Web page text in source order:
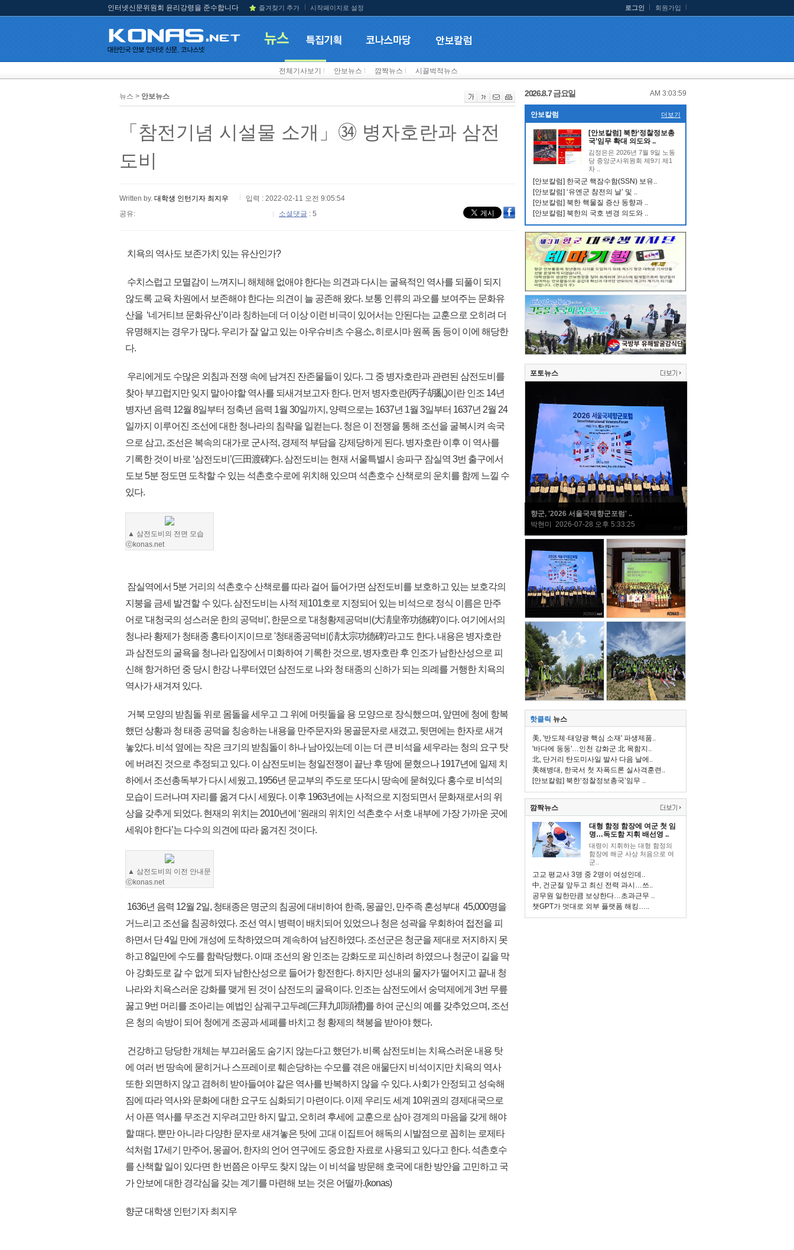
인터넷신문위원회 윤리강령을 준수합니다 즐겨찾기 추가 시작페이지로 설정 로그인 회원가입
전체기사보기 안보뉴스 깜짝뉴스 시끌벅적뉴스
뉴스 > 안보뉴스
「참전기념 시설물 소개」㉞ 병자호란과 삼전
도비
Written by. 대학생 인턴기자 최지우
입력 : 2022-02-11 오전 9:05:54
공유:
소셜댓글 : 5
치욕의 역사도 보존가치 있는 유산인가?
수치스럽고 모멸감이 느껴지니 해체해 없애야 한다는 의견과 다시는 굴욕적인 역사를 되풀이 되지
않도록 교육 차원에서 보존해야 한다는 의견이 늘 공존해 왔다. 보통 인류의 과오를 보여주는 문화유
산을 ‘네거티브 문화유산’이라 칭하는데 더 이상 이런 비극이 있어서는 안된다는 교훈으로 오히려 더
유명해지는 경우가 많다. 우리가 잘 알고 있는 아우슈비츠 수용소, 히로시마 원폭 돔 등이 이에 해당한
다.
우리에게도 수많은 외침과 전쟁 속에 남겨진 잔존물들이 있다. 그 중 병자호란과 관련된 삼전도비를
찾아 부끄럽지만 잊지 말아야할 역사를 되새겨보고자 한다. 먼저 병자호란(丙子胡亂)이란 인조 14년
병자년 음력 12월 8일부터 정축년 음력 1월 30일까지, 양력으로는 1637년 1월 3일부터 1637년 2월 24
일까지 이루어진 조선에 대한 청나라의 침략을 일컫는다. 청은 이 전쟁을 통해 조선을 굴복시켜 속국
으로 삼고, 조선은 복속의 대가로 군사적, 경제적 부담을 강제당하게 된다. 병자호란 이후 이 역사를
기록한 것이 바로 ‘삼전도비’(三田渡碑)다. 삼전도비는 현재 서울특별시 송파구 잠실역 3번 출구에서
도보 5분 정도면 도착할 수 있는 석촌호수로에 위치해 있으며 석촌호수 산책로의 운치를 함께 느낄 수
있다.
▲ 삼전도비의 전면 모습
ⓒkonas.net
잠실역에서 5분 거리의 석촌호수 산책로를 따라 걸어 들어가면 삼전도비를 보호하고 있는 보호각의
지붕을 금세 발견할 수 있다. 삼전도비는 사적 제101호로 지정되어 있는 비석으로 정식 이름은 만주
어로 '대청국의 성스러운 한의 공덕비', 한문으로 '대청황제공덕비(大淸皇帝功德碑)'이다. 여기에서의
청나라 황제가 청태종 홍타이지이므로 '청태종공덕비(淸太宗功德碑)'라고도 한다. 내용은 병자호란
과 삼전도의 굴욕을 청나라 입장에서 미화하여 기록한 것으로, 병자호란 후 인조가 남한산성으로 피
신해 항거하던 중 당시 한강 나루터였던 삼전도로 나와 청 태종의 신하가 되는 의례를 거행한 치욕의
역사가 새겨져 있다.
거북 모양의 받침돌 위로 몸돌을 세우고 그 위에 머릿돌을 용 모양으로 장식했으며, 앞면에 청에 항복
했던 상황과 청 태종 공덕을 칭송하는 내용을 만주문자와 몽골문자로 새겼고, 뒷면에는 한자로 새겨
놓았다. 비석 옆에는 작은 크기의 받침돌이 하나 남아있는데 이는 더 큰 비석을 세우라는 청의 요구 탓
에 버려진 것으로 추정되고 있다. 이 삼전도비는 청일전쟁이 끝난 후 땅에 묻혔으나 1917년에 일제 치
하에서 조선총독부가 다시 세웠고, 1956년 문교부의 주도로 또다시 땅속에 묻혀있다 홍수로 비석의
모습이 드러나며 자리를 옮겨 다시 세웠다. 이후 1963년에는 사적으로 지정되면서 문화재로서의 위
상을 갖추게 되었다. 현재의 위치는 2010년에 ‘원래의 위치인 석촌호수 서호 내부에 가장 가까운 곳에
세워야 한다’는 다수의 의견에 따라 옮겨진 것이다.
▲ 삼전도비의 이전 안내문
ⓒkonas.net
1636년 음력 12월 2일, 청태종은 명군의 침공에 대비하여 한족, 몽골인, 만주족 혼성부대 45,000명을
거느리고 조선을 침공하였다. 조선 역시 병력이 배치되어 있었으나 청은 성곽을 우회하여 접전을 피
하면서 단 4일 만에 개성에 도착하였으며 계속하여 남진하였다. 조선군은 청군을 제대로 저지하지 못
하고 8일만에 수도를 함락당했다. 이때 조선의 왕 인조는 강화도로 피신하려 하였으나 청군이 길을 막
아 강화도로 갈 수 없게 되자 남한산성으로 들어가 항전한다. 하지만 성내의 물자가 떨어지고 끝내 청
나라와 치욕스러운 강화를 맺게 된 것이 삼전도의 굴욕이다. 인조는 삼전도에서 숭덕제에게 3번 무릎
꿇고 9번 머리를 조아리는 예법인 삼궤구고두례(三拜九叩頭禮)를 하여 군신의 예를 갖추었으며, 조선
은 청의 속방이 되어 청에게 조공과 세폐를 바치고 청 황제의 책봉을 받아야 했다.
건강하고 당당한 개체는 부끄러움도 숨기지 않는다고 했던가. 비록 삼전도비는 치욕스러운 내용 탓
에 여러 번 땅속에 묻히거나 스프레이로 훼손당하는 수모를 겪은 애물단지 비석이지만 치욕의 역사
또한 외면하지 않고 겸허히 받아들여야 같은 역사를 반복하지 않을 수 있다. 사회가 안정되고 성숙해
짐에 따라 역사와 문화에 대한 요구도 심화되기 마련이다. 이제 우리도 세계 10위권의 경제대국으로
서 아픈 역사를 무조건 지우려고만 하지 말고, 오히려 후세에 교훈으로 삼아 경계의 마음을 갖게 해야
할 때다. 뿐만 아니라 다양한 문자로 새겨놓은 탓에 고대 이집트어 해독의 시발점으로 꼽히는 로제타
석처럼 17세기 만주어, 몽골어, 한자의 언어 연구에도 중요한 자료로 사용되고 있다고 한다. 석촌호수
를 산책할 일이 있다면 한 번쯤은 아무도 찾지 않는 이 비석을 방문해 호국에 대한 방안을 고민하고 국
가 안보에 대한 경각심을 갖는 계기를 마련해 보는 것은 어떨까.(konas)
향군 대학생 인턴기자 최지우
2026.8.7 금요일 AM 3:04:00
안보칼럼 더보기
[안보칼럼] 북한‘정찰정보총
국’임무 확대 의도와 ..
김정은은 2026년 7월 9일 노동
당 중앙군사위원회 제9기 제1
차 ..
[안보칼럼] 한국군 핵잠수함(SSN) 보유..
[안보칼럼] ‘유엔군 참전의 날’ 및 ..
[안보칼럼] 북한 핵물질 증산 동향과 ..
[안보칼럼] 북한의 국호 변경 의도와 ..
포토뉴스
향군, '2026 서울국제향군포럼' ..
박현미 2026-07-28 오후 5:33:25
핫클릭 뉴스
美, '반도체·태양광 핵심 소재' 파생제품..
'바다에 둥둥'…인천 강화군 北 목함지..
北, 단거리 탄도미사일 발사 다음 날에..
美해병대, 한국서 첫 자폭드론 실사격훈련..
[안보칼럼] 북한‘정찰정보총국’임무 ..
깜짝뉴스
대형 함정 함장에 여군 첫 임
명…독도함 지휘 배선영 ..
대령이 지휘하는 대형 함정의
함장에 해군 사상 처음으로 여
군..
고교 평교사 3명 중 2명이 여성인데..
中, 건군절 앞두고 최신 전력 과시…쓰..
공무원 일한만큼 보상한다…초과근무 ..
챗GPT가 멋대로 외부 플랫폼 해킹…..